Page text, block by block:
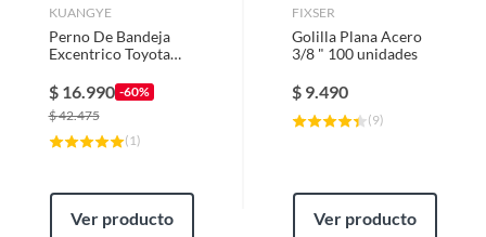
KUANGYE
Perno De Bandeja
Excentrico Toyota
$ 16.990 -60%
$42.475
( 1)
Ver producto
FIXSER
Golilla Plana Acero
3/8 " 100 unidades
$ 9.490
(9)
Ver producto